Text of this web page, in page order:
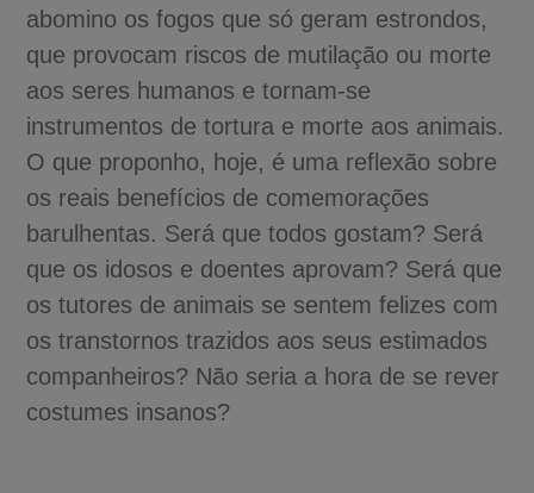
abomino os fogos que só geram estrondos,
que provocam riscos de mutilação ou morte
aos seres humanos e tornam-se
instrumentos de tortura e morte aos animais.
O que proponho, hoje, é uma reflexão sobre
os reais benefícios de comemorações
barulhentas. Será que todos gostam? Será
que os idosos e doentes aprovam? Será que
os tutores de animais se sentem felizes com
os transtornos trazidos aos seus estimados
companheiros? Não seria a hora de se rever
costumes insanos?